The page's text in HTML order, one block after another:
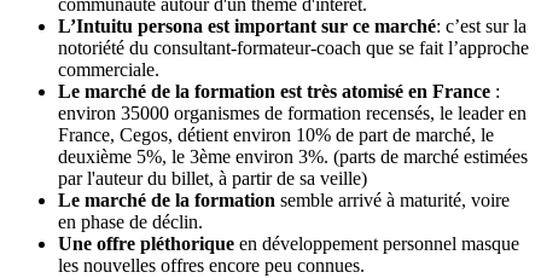
communauté autour d'un thème d'intérêt.
L’Intuitu persona est important sur ce marché: c’est sur la
notoriété du consultant-formateur-coach que se fait l’approche
commerciale.
Le marché de la formation est très atomisé en France :
environ 35000 organismes de formation recensés, le leader en
France, Cegos, détient environ 10% de part de marché, le
deuxième 5%, le 3ème environ 3%. (parts de marché estimées
par l'auteur du billet, à partir de sa veille)
Le marché de la formation semble arrivé à maturité, voire
en phase de déclin.
Une offre pléthorique en développement personnel masque
les nouvelles offres encore peu connues.